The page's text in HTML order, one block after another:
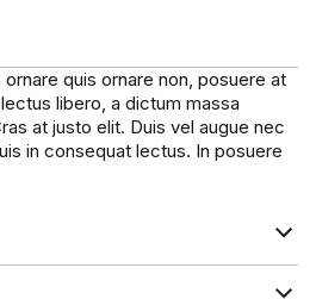
quis ornare non, posuere at
libero, a dictum massa
at justo elit. Duis vel augue nec
in consequat lectus. In posuere